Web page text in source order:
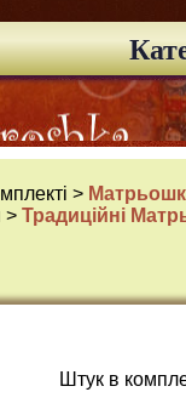
>
>Традиційні
Штук в